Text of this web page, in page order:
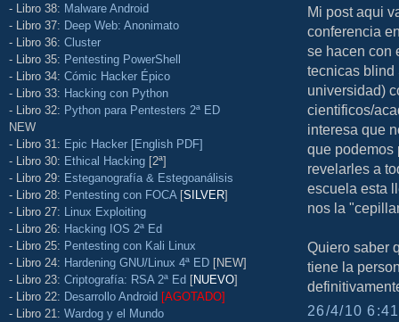
- Libro 38: Malware Android
- Libro 37: Deep Web: Anonimato
- Libro 36: Cluster
- Libro 35: Pentesting PowerShell
- Libro 34: Cómic Hacker Épico
- Libro 33: Hacking con Python
- Libro 32: Python para Pentesters 2ª ED
NEW
- Libro 31: Epic Hacker [English PDF]
- Libro 30: Ethical Hacking [2ª]
- Libro 29: Esteganografía & Estegoanálisis
- Libro 28: Pentesting con FOCA [SILVER]
- Libro 27: Linux Exploiting
- Libro 26: Hacking IOS 2ª Ed
- Libro 25: Pentesting con Kali Linux
- Libro 24: Hardening GNU/Linux 4ª ED [NEW]
- Libro 23: Criptografía: RSA 2ª Ed [NUEVO]
- Libro 22: Desarrollo Android [AGOTADO]
- Libro 21: Wardog y el Mundo
Mi post aqui
conferencia
se hacen con
tecnicas blind
universidad)
cientificos/
interesa que
que podemos
revelarles a
escuela esta
nos la
Quiero saber
tiene la
26/4/10